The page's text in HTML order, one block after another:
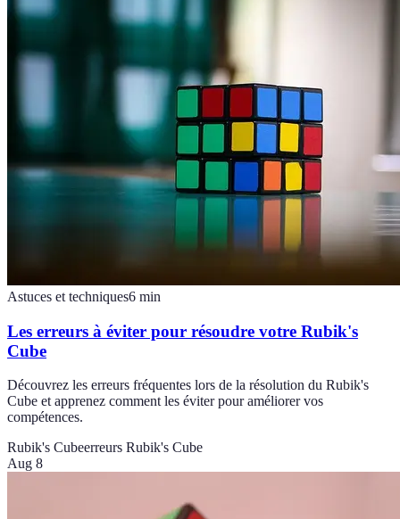
Astuces et techniques6 min
Les erreurs à éviter pour résoudre votre Rubik's
Cube
Découvrez les erreurs fréquentes lors de la résolution du Rubik's
Cube et apprenez comment les éviter pour améliorer vos
compétences.
Rubik's Cubeerreurs Rubik's Cube
Aug 8